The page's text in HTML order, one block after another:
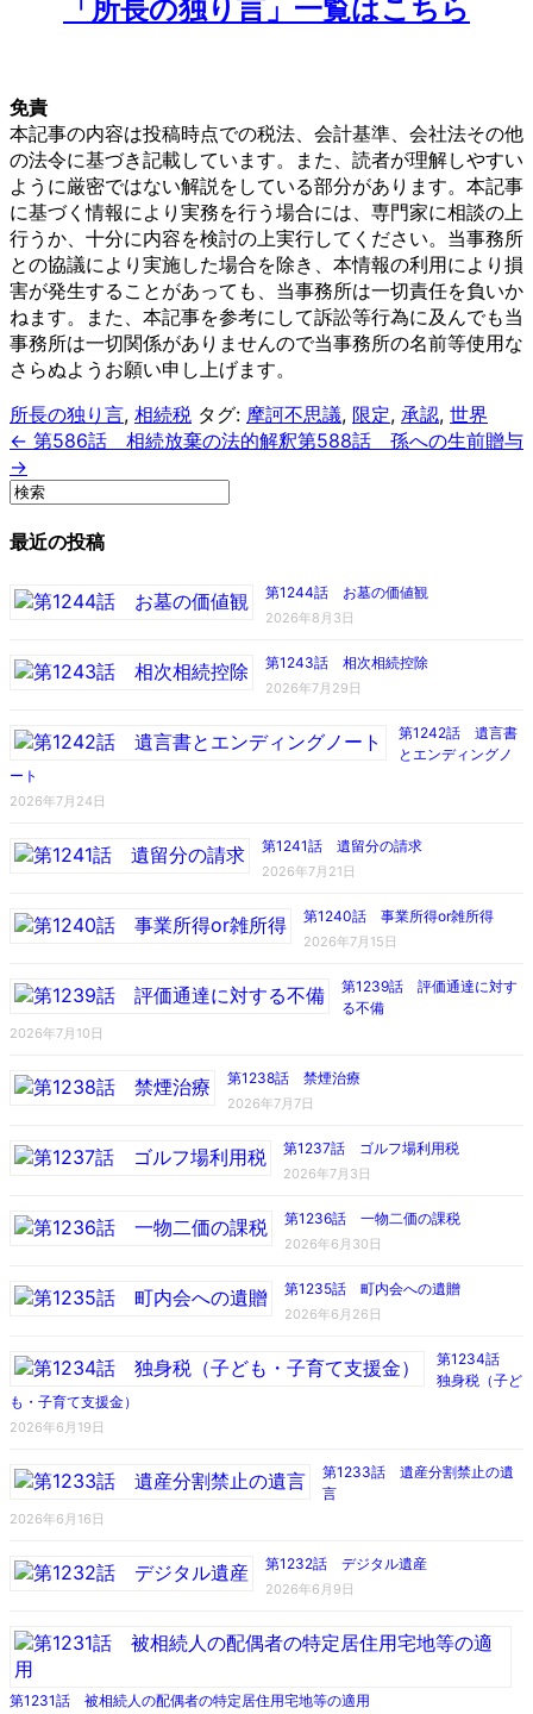
「所長の独り言」一覧はこちら
免責
本記事の内容は投稿時点での税法、会計基準、会社法その他
の法令に基づき記載しています。また、読者が理解しやすい
ように厳密ではない解説をしている部分があります。本記事
に基づく情報により実務を行う場合には、専門家に相談の上
行うか、十分に内容を検討の上実行してください。当事務所
との協議により実施した場合を除き、本情報の利用により損
害が発生することがあっても、当事務所は一切責任を負いか
ねます。また、本記事を参考にして訴訟等行為に及んでも当
事務所は一切関係がありませんので当事務所の名前等使用な
さらぬようお願い申し上げます。
所長の独り言, 相続税 タグ: 摩訶不思議, 限定, 承認, 世界
← 第586話 相続放棄の法的解釈第588話 孫への生前贈与
→
最近の投稿
第1244話 お墓の価値観
2026年8月3日
第1243話 相次相続控除
2026年7月29日
第1242話 遺言書
とエンディングノ
ート
2026年7月24日
第1241話 遺留分の請求
2026年7月21日
第1240話 事業所得or雑所得
2026年7月15日
第1239話 評価通達に対す
る不備
2026年7月10日
第1238話 禁煙治療
2026年7月7日
第1237話 ゴルフ場利用税
2026年7月3日
第1236話 一物二価の課税
2026年6月30日
第1235話 町内会への遺贈
2026年6月26日
第1234話
独身税（子ど
も・子育て支援金）
2026年6月19日
第1233話 遺産分割禁止の遺
言
2026年6月16日
第1232話 デジタル遺産
2026年6月9日
第1231話 被相続人の配偶者の特定居住用宅地等の適用